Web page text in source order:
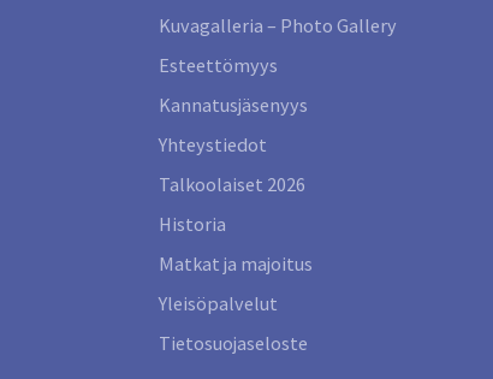
Kuvagalleria – Photo Gallery
Esteettömyys
Kannatusjäsenyys
Yhteystiedot
Talkoolaiset 2026
Historia
Matkat ja majoitus
Yleisöpalvelut
Tietosuojaseloste